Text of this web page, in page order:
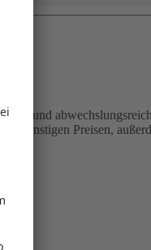
und
günstigen Preisen,